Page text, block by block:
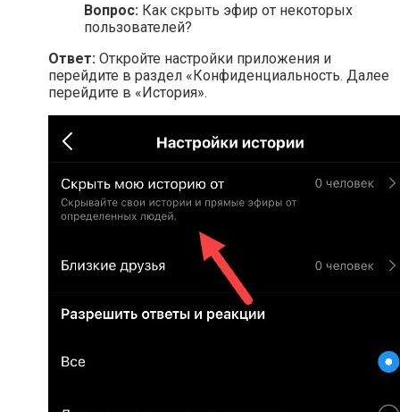
Вопрос: Как скрыть эфир от некоторых
пользователей?
Ответ: Откройте настройки приложения и
перейдите в раздел «Конфиденциальность. Далее
перейдите в «История».